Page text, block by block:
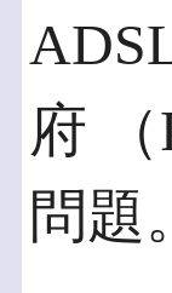
府
問題。